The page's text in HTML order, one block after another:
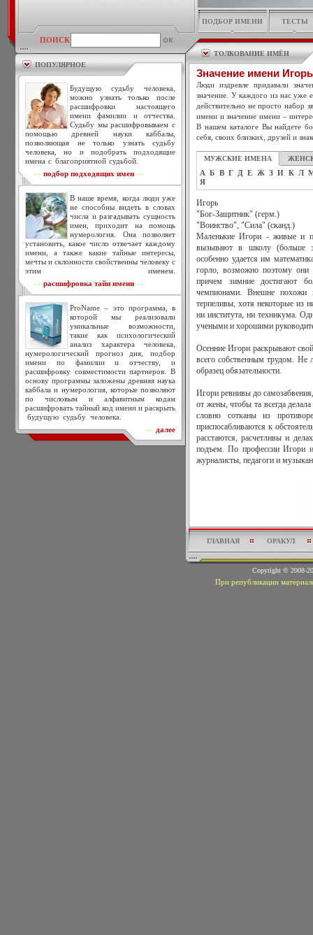
ПОИСК
ПОПУЛЯРНОЕ
Будущую судьбу человека,
можно узнать только после
расшифровки настоящего
имени фамилии и отчества.
Судьбу мы расшифровываем с
помощью древней науки каббалы,
позволяющая не только узнать судьбу
человека, но и подобрать подходящие
имена с благоприятной судьбой.
>> подбор подходящих имен <<
В наше время, когда люди уже
не способны видеть в словах
числа и разгадывать сущность
имен, приходит на помощь
нумерология. Она позволяет
установить, какое число отвечает каждому
имени, а также какие тайные интересы,
мечты и склонности свойственны человеку с
этим именем.
>> расшифровка тайн имени <<
ProName – это программа, в
которой мы реализовали
уникальные возможности,
такие как психологический
анализ характера человека,
нумерологический прогноз дня, подбор
имени по фамилии и отчеству, и
расшифровку совместимости партнеров. В
основу программы заложены древняя наука
каббала и нумерология, которые позволяют
по числовым и алфавитным кодам
расшифровать тайный код имени и раскрыть
будущую судьбу человека.
>> далее
ПОДБОР ИМЕНИ ТЕСТЫ
ТОЛКОВАНИЕ ИМЁН
Значение имени Игорь
Люди издревле придавали
значение. У каждого из нас уже
действительно не просто набор
имени и значение имени –
В нашем каталоге Вы найдете
себя, своих близких, друзей и
МУЖСКИЕ ИМЕНА
А Б В Г Д Е Ж З И К Л
Я
Игорь
"Бог-Защитник" (герм.)
"Воинство", "Сила" (сканд.)
Маленькие Игори - живые и
вызывают в школу (больше
особенно удается им
горло, возможно поэтому они
причем зимние достигают
чемпионами. Внешне
терпеливы, хотя некоторые из
ни института, ни техникума.
учеными и хорошими
Осенние Игори раскрывают
всего собственным трудом. Не
образец обязательности.
Игори ревнивы до
от жены, чтобы та всегда
словно сотканы из
приспосабливаются к
расстаются, расчетливы и
подъем. По профессии Игори
журналисты, педагоги и
ГЛАВНАЯ ОРАКУЛ
Copyright © 2008-
При републикации